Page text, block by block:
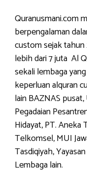
Quranusmani.com
berpengalaman
custom sejak
lebih dari 7 juta Al
sekali lembaga
keperluan alquran
lain BAZNAS
Pegadaian
Hidayat, PT. Aneka
Telkomsel, MUI
Tasdiqiyah,
Lembaga lain.